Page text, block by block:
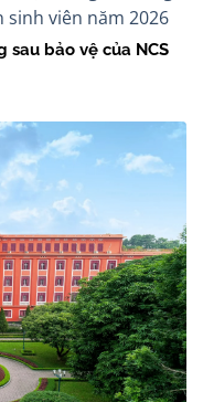
sau bảo vệ của NCS